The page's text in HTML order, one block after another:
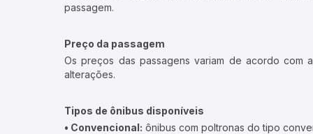
passagem.
Preço da passagem
Os preços das passagens variam de acordo com
alterações.
Tipos de ônibus disponíveis
• Convencional: ônibus com poltronas do tipo